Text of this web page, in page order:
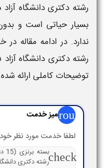
رشته دکتری دانشگاه آزاد
بسیار حیاتی است و
ندارد. در ادامه مقاله
رشته دکتری دانشگاه آزاد ۱۴۰۵
توضیحات کاملی ارائه
groupمیز خدمت
لطفا خدمت مورد نظر خود
checkرشته دکتری